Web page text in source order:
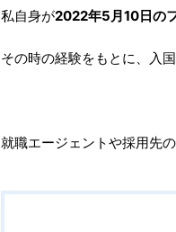
私自身が2022年5月10日の
その時の経験をもとに、入
就職エージェントや採用先